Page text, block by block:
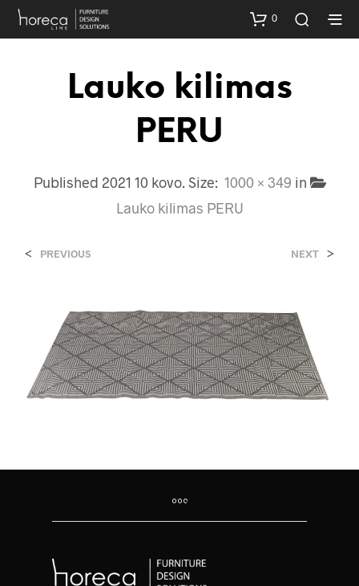
0
Lauko kilimas
PERU
Published 2021 10 kovo. Size: 1000 × 349 in
Lauko kilimas PERU
< PREVIOUS NEXT >